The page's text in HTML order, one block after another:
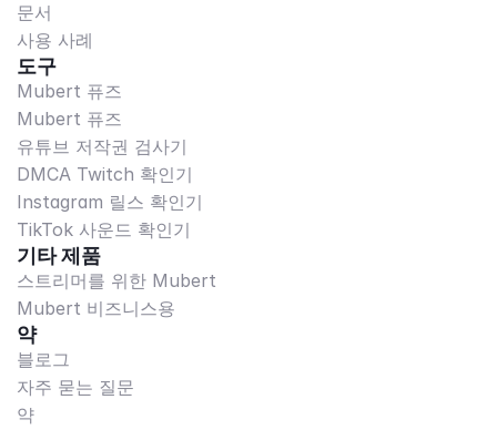
문서
사용 사례
도구
Mubert 퓨즈
Mubert 퓨즈
유튜브 저작권 검사기
DMCA Twitch 확인기
Instagram 릴스 확인기
TikTok 사운드 확인기
기타 제품
스트리머를 위한 Mubert
Mubert 비즈니스용
약
블로그
자주 묻는 질문
약